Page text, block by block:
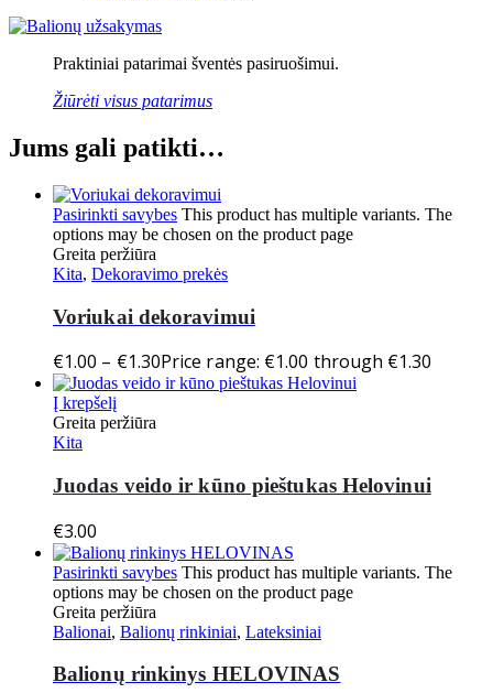
Praktiniai patarimai šventės pasiruošimui.
Žiūrėti visus patarimus
Jums gali patikti…
Pasirinkti savybes This product has multiple variants. The
options may be chosen on the product page
Greita peržiūra
Kita, Dekoravimo prekės
Voriukai dekoravimui
€1.00 – €1.30Price range: €1.00 through €1.30
Į krepšelį
Greita peržiūra
Kita
Juodas veido ir kūno pieštukas Helovinui
€3.00
Pasirinkti savybes This product has multiple variants. The
options may be chosen on the product page
Greita peržiūra
Balionai, Balionų rinkiniai, Lateksiniai
Balionų rinkinys HELOVINAS